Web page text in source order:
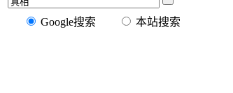
Google搜索 本站搜索